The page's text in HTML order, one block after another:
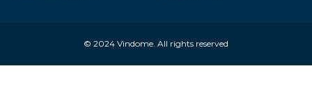
© 2024 Vindome. All rights reserved